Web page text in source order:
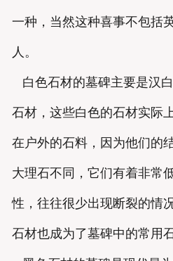
一种，当然这种喜事不包括
人。
白色石材的墓碑主要是汉
石材，这些白色的石材实际
在户外的石料，因为他们的
大理石不同，它们有着非常
性，往往很少出现断裂的情
石材也成为了墓碑中的常用石